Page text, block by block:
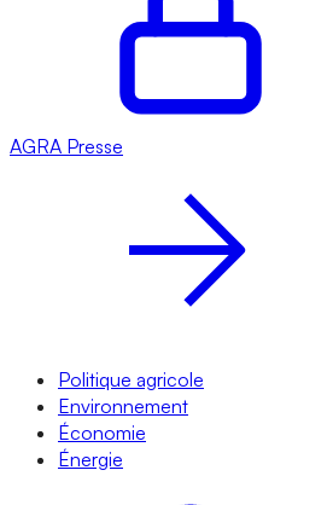
AGRA Presse
Politique agricole
Environnement
Économie
Énergie